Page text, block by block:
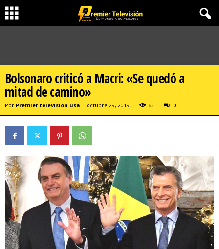
Bolsonaro criticó a Macri: «Se quedó a
mitad de camino»
Por Premier televisión usa - octubre 29, 2019 62 0